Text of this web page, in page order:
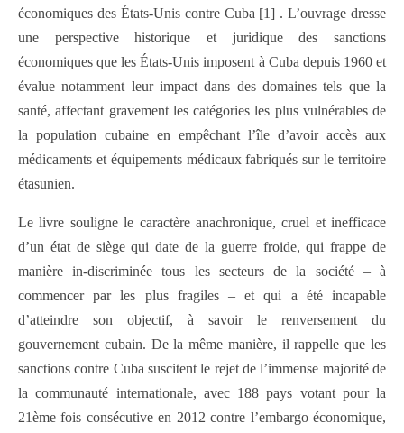
économiques des États-Unis contre Cuba [1] . L’ouvrage dresse
une perspective historique et juridique des sanctions
économiques que les États-Unis imposent à Cuba depuis 1960 et
évalue notamment leur impact dans des domaines tels que la
santé, affectant gravement les catégories les plus vulnérables de
la population cubaine en empêchant l’île d’avoir accès aux
médicaments et équipements médicaux fabriqués sur le territoire
étasunien.
Le livre souligne le caractère anachronique, cruel et inefficace
d’un état de siège qui date de la guerre froide, qui frappe de
manière in-discriminée tous les secteurs de la société – à
commencer par les plus fragiles – et qui a été incapable
d’atteindre son objectif, à savoir le renversement du
gouvernement cubain. De la même manière, il rappelle que les
sanctions contre Cuba suscitent le rejet de l’immense majorité de
la communauté internationale, avec 188 pays votant pour la
21ème fois consécutive en 2012 contre l’embargo économique,